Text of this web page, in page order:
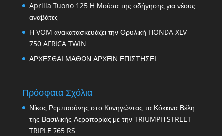
Aprilia Tuono 125 Η Μούσα της οδήγησης για νέους
αναβάτες
Η VOM ανακατασκευάζει την Θρυλική HONDA XLV
750 AFRICA TWIN
ΑΡΧΕΣΘΑΙ ΜΑΘΩΝ ΑΡΧΕΙΝ ΕΠΙΣΤΗΣΕΙ
Πρόσφατα Σχόλια
Νίκος Ραμπαούνης στο Κυνηγώντας τα Κόκκινα Βέλη
της Βασιλικής Αεροπορίας με την TRIUMPH STREET
TRIPLE 765 RS